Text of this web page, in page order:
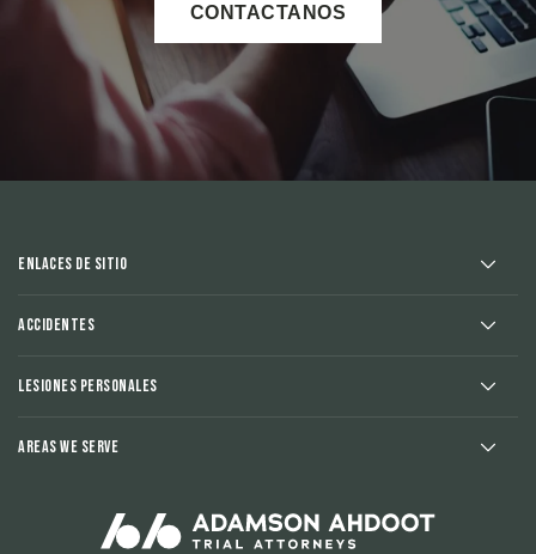
CONTACTANOS
Enlaces de sitio
Accidentes
Lesiones Personales
Areas We Serve